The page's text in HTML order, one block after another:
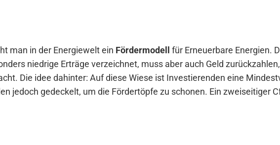
man in der Energiewelt ein Fördermodell für Erneuerbare Energien.
niedrige Erträge verzeichnet, muss aber auch Geld
Die idee dahinter: Auf diese Wiese ist Investierenden eine
jedoch gedeckelt, um die Fördertöpfe zu schonen. Ein zweiseitiger